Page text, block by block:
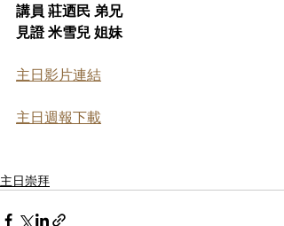
講員 莊迺民 弟兄
見證 米雪兒 姐妹
主日影片連結
主日週報下載
主日崇拜